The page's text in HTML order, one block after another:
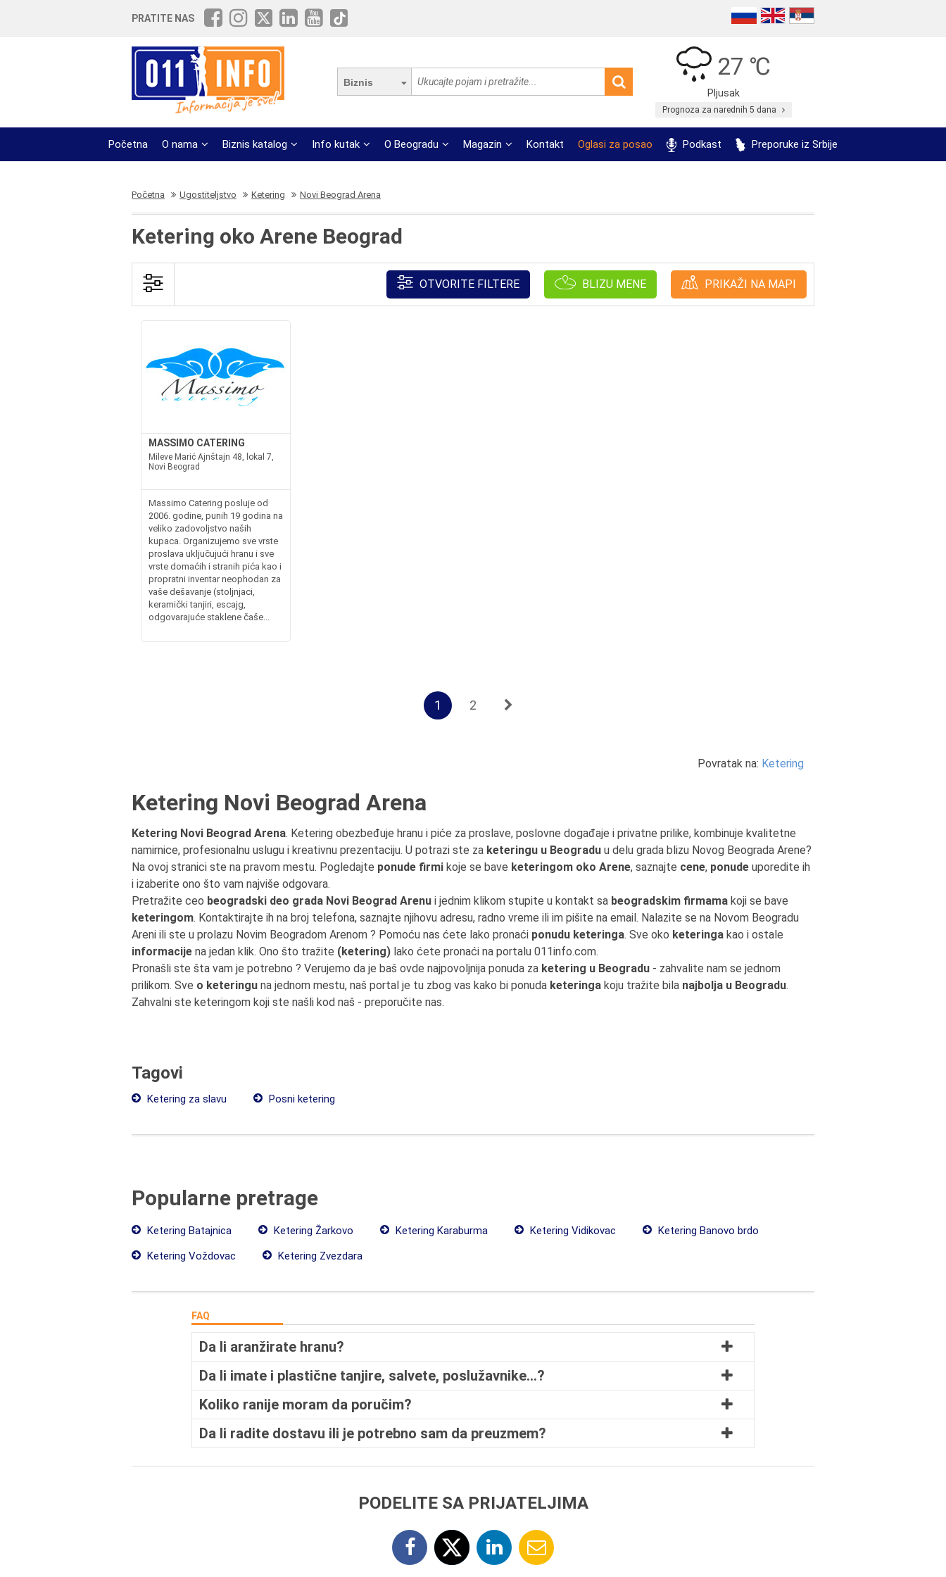
PRATITE NAS
Biznis
27 ℃
Pljusak
Prognoza za narednih 5 dana
Početna O nama Biznis katalog Info kutak O Beogradu Magazin Kontakt Oglasi za posao Podkast Preporuke iz Srbije
Početna Ugostiteljstvo Ketering Novi Beograd Arena
Ketering oko Arene Beograd
OTVORITE FILTERE BLIZU MENE PRIKAŽI NA MAPI
MASSIMO CATERING
Mileve Marić Ajnštajn 48, lokal 7,
Novi Beograd
Massimo Catering posluje od
2006. godine, punih 19 godina na
veliko zadovoljstvo naših
kupaca. Organizujemo sve vrste
proslava uključujući hranu i sve
vrste domaćih i stranih pića kao i
propratni inventar neophodan za
vaše dešavanje (stoljnjaci,
keramički tanjiri, escajg,
odgovarajuće staklene čaše...
1 2
Povratak na: Ketering
Ketering Novi Beograd Arena
Ketering Novi Beograd Arena. Ketering obezbeđuje hranu i piće za proslave, poslovne događaje i privatne prilike, kombinuje kvalitetne
namirnice, profesionalnu uslugu i kreativnu prezentaciju. U potrazi ste za keteringu u Beogradu u delu grada blizu Novog Beograda Arene?
Na ovoj stranici ste na pravom mestu. Pogledajte ponude firmi koje se bave keteringom oko Arene, saznajte cene, ponude uporedite ih
i izaberite ono što vam najviše odgovara.
Pretražite ceo beogradski deo grada Novi Beograd Arenu i jednim klikom stupite u kontakt sa beogradskim firmama koji se bave
keteringom. Kontaktirajte ih na broj telefona, saznajte njihovu adresu, radno vreme ili im pišite na email. Nalazite se na Novom Beogradu
Areni ili ste u prolazu Novim Beogradom Arenom ? Pomoću nas ćete lako pronaći ponudu keteringa. Sve oko keteringa kao i ostale
informacije na jedan klik. Ono što tražite (ketering) lako ćete pronaći na portalu 011info.com.
Pronašli ste šta vam je potrebno ? Verujemo da je baš ovde najpovoljnija ponuda za ketering u Beogradu - zahvalite nam se jednom
prilikom. Sve o keteringu na jednom mestu, naš portal je tu zbog vas kako bi ponuda keteringa koju tražite bila najbolja u Beogradu.
Zahvalni ste keteringom koji ste našli kod naš - preporučite nas.
Tagovi
Ketering za slavu Posni ketering
Popularne pretrage
Ketering Batajnica Ketering Žarkovo Ketering Karaburma Ketering Vidikovac
Ketering Banovo brdo
Ketering Voždovac
Ketering Zvezdara
FAQ
Da li aranžirate hranu?
Da li imate i plastične tanjire, salvete, poslužavnike…?
Koliko ranije moram da poručim?
Da li radite dostavu ili je potrebno sam da preuzmem?
PODELITE SA PRIJATELJIMA